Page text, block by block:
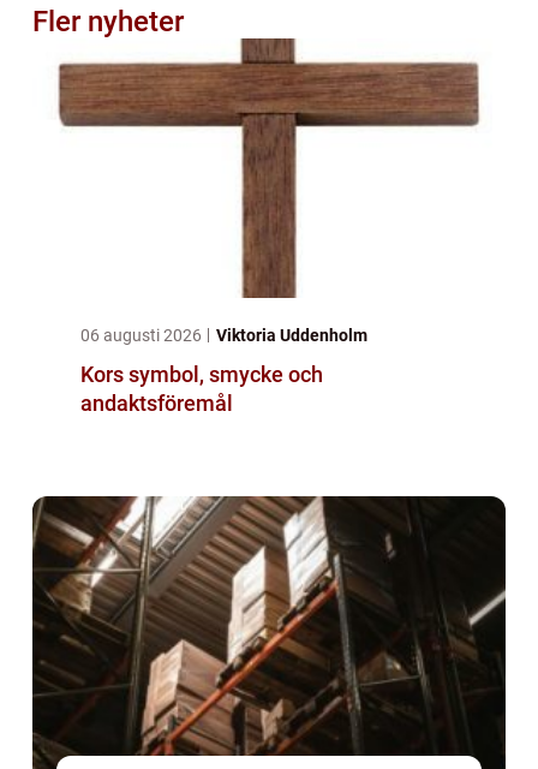
Fler nyheter
06 augusti 2026 Viktoria Uddenholm
Kors symbol, smycke och
andaktsföremål